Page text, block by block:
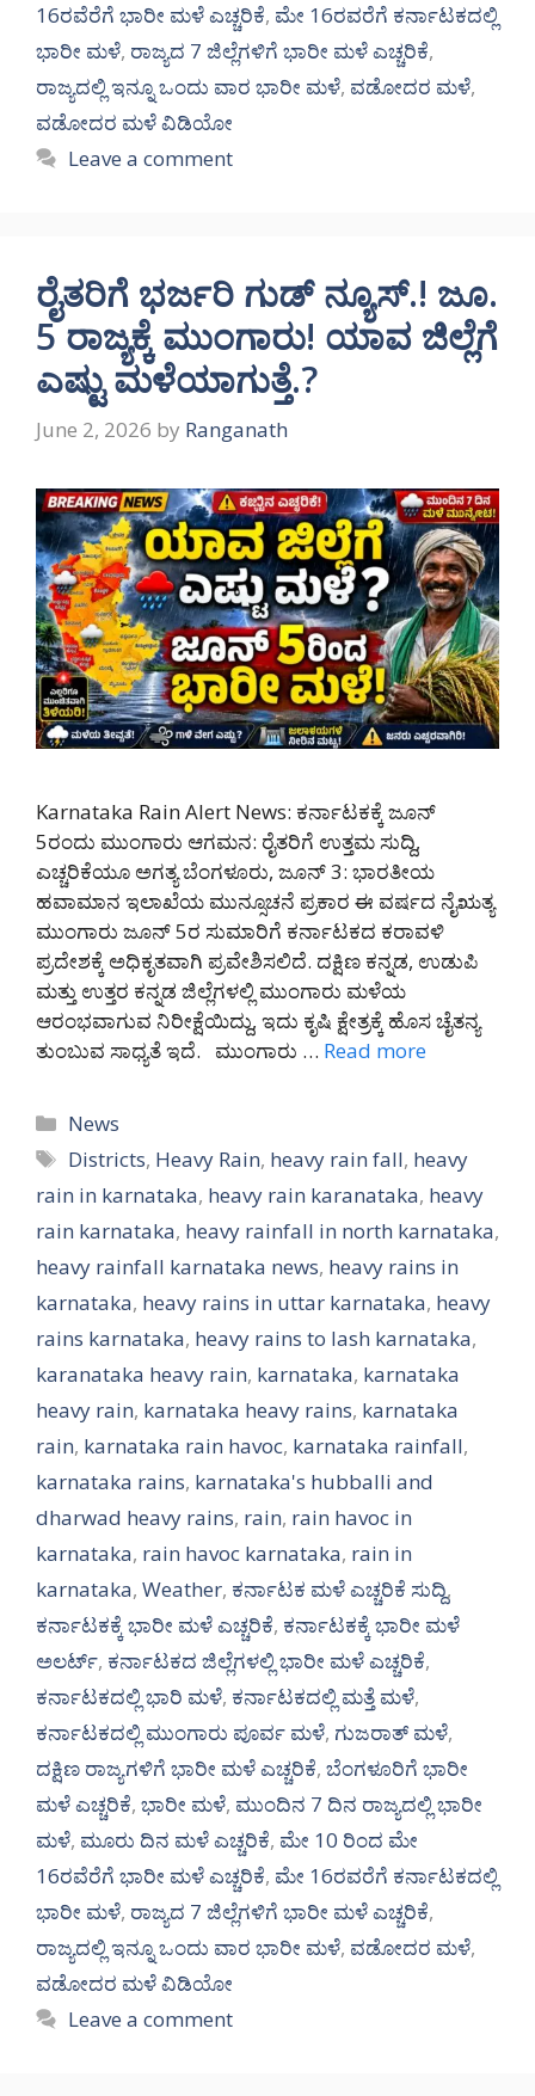
16ರವೆರೆಗೆ ಭಾರೀ ಮಳೆ ಎಚ್ಚರಿಕೆ, ಮೇ 16ರವರೆಗೆ ಕರ್ನಾಟಕದಲ್ಲಿ
ಭಾರೀ ಮಳೆ, ರಾಜ್ಯದ 7 ಜಿಲ್ಲೆಗಳಿಗೆ ಭಾರೀ ಮಳೆ ಎಚ್ಚರಿಕೆ,
ರಾಜ್ಯದಲ್ಲಿ ಇನ್ನೂ ಒಂದು ವಾರ ಭಾರೀ ಮಳೆ, ವಡೋದರ ಮಳೆ,
ವಡೋದರ ಮಳೆ ವಿಡಿಯೋ
Leave a comment
ರೈತರಿಗೆ ಭರ್ಜರಿ ಗುಡ್ ನ್ಯೂಸ್.! ಜೂ.
5 ರಾಜ್ಯಕ್ಕೆ ಮುಂಗಾರು! ಯಾವ ಜಿಲ್ಲೆಗೆ
ಎಷ್ಟು ಮಳೆಯಾಗುತ್ತೆ.?
June 2, 2026 by Ranganath
Karnataka Rain Alert News: ಕರ್ನಾಟಕಕ್ಕೆ ಜೂನ್
5ರಂದು ಮುಂಗಾರು ಆಗಮನ: ರೈತರಿಗೆ ಉತ್ತಮ ಸುದ್ದಿ,
ಎಚ್ಚರಿಕೆಯೂ ಅಗತ್ಯ ಬೆಂಗಳೂರು, ಜೂನ್ 3: ಭಾರತೀಯ
ಹವಾಮಾನ ಇಲಾಖೆಯ ಮುನ್ಸೂಚನೆ ಪ್ರಕಾರ ಈ ವರ್ಷದ ನೈಋತ್ಯ
ಮುಂಗಾರು ಜೂನ್ 5ರ ಸುಮಾರಿಗೆ ಕರ್ನಾಟಕದ ಕರಾವಳಿ
ಪ್ರದೇಶಕ್ಕೆ ಅಧಿಕೃತವಾಗಿ ಪ್ರವೇಶಿಸಲಿದೆ. ದಕ್ಷಿಣ ಕನ್ನಡ, ಉಡುಪಿ
ಮತ್ತು ಉತ್ತರ ಕನ್ನಡ ಜಿಲ್ಲೆಗಳಲ್ಲಿ ಮುಂಗಾರು ಮಳೆಯ
ಆರಂಭವಾಗುವ ನಿರೀಕ್ಷೆಯಿದ್ದು, ಇದು ಕೃಷಿ ಕ್ಷೇತ್ರಕ್ಕೆ ಹೊಸ ಚೈತನ್ಯ
ತುಂಬುವ ಸಾಧ್ಯತೆ ಇದೆ. ಮುಂಗಾರು … Read more
Categories
News
Tags
Districts, Heavy Rain, heavy rain fall, heavy
rain in karnataka, heavy rain karanataka, heavy
rain karnataka, heavy rainfall in north karnataka,
heavy rainfall karnataka news, heavy rains in
karnataka, heavy rains in uttar karnataka, heavy
rains karnataka, heavy rains to lash karnataka,
karanataka heavy rain, karnataka, karnataka
heavy rain, karnataka heavy rains, karnataka
rain, karnataka rain havoc, karnataka rainfall,
karnataka rains, karnataka's hubballi and
dharwad heavy rains, rain, rain havoc in
karnataka, rain havoc karnataka, rain in
karnataka, Weather, ಕರ್ನಾಟಕ ಮಳೆ ಎಚ್ಚರಿಕೆ ಸುದ್ದಿ,
ಕರ್ನಾಟಕಕ್ಕೆ ಭಾರೀ ಮಳೆ ಎಚ್ಚರಿಕೆ, ಕರ್ನಾಟಕಕ್ಕೆ ಭಾರೀ ಮಳೆ
ಅಲರ್ಟ್‌, ಕರ್ನಾಟಕದ ಜಿಲ್ಲೆಗಳಲ್ಲಿ ಭಾರೀ ಮಳೆ ಎಚ್ಚರಿಕೆ,
ಕರ್ನಾಟಕದಲ್ಲಿ ಭಾರಿ ಮಳೆ, ಕರ್ನಾಟಕದಲ್ಲಿ ಮತ್ತೆ ಮಳೆ,
ಕರ್ನಾಟಕದಲ್ಲಿ ಮುಂಗಾರು ಪೂರ್ವ ಮಳೆ, ಗುಜರಾತ್ ಮಳೆ,
ದಕ್ಷಿಣ ರಾಜ್ಯಗಳಿಗೆ ಭಾರೀ ಮಳೆ ಎಚ್ಚರಿಕೆ, ಬೆಂಗಳೂರಿಗೆ ಭಾರೀ
ಮಳೆ ಎಚ್ಚರಿಕೆ, ಭಾರೀ ಮಳೆ, ಮುಂದಿನ 7 ದಿನ ರಾಜ್ಯದಲ್ಲಿ ಭಾರೀ
ಮಳೆ, ಮೂರು ದಿನ ಮಳೆ ಎಚ್ಚರಿಕೆ, ಮೇ 10 ರಿಂದ ಮೇ
16ರವೆರೆಗೆ ಭಾರೀ ಮಳೆ ಎಚ್ಚರಿಕೆ, ಮೇ 16ರವರೆಗೆ ಕರ್ನಾಟಕದಲ್ಲಿ
ಭಾರೀ ಮಳೆ, ರಾಜ್ಯದ 7 ಜಿಲ್ಲೆಗಳಿಗೆ ಭಾರೀ ಮಳೆ ಎಚ್ಚರಿಕೆ,
ರಾಜ್ಯದಲ್ಲಿ ಇನ್ನೂ ಒಂದು ವಾರ ಭಾರೀ ಮಳೆ, ವಡೋದರ ಮಳೆ,
ವಡೋದರ ಮಳೆ ವಿಡಿಯೋ
Leave a comment